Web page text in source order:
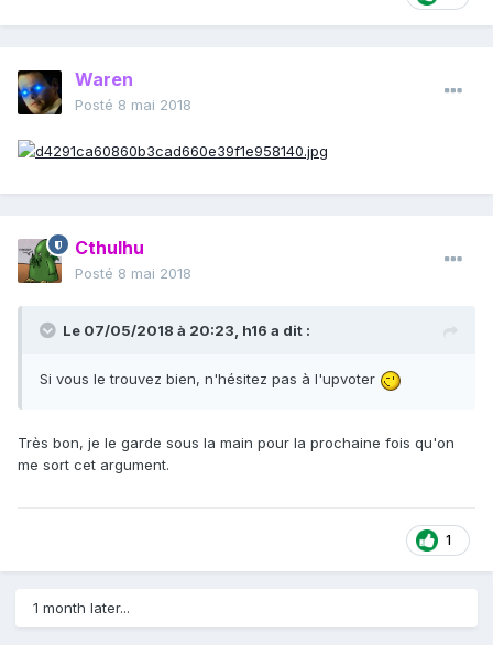
Waren
Posté 8 mai 2018
Cthulhu
Posté 8 mai 2018
Le 07/05/2018 à 20:23, h16 a dit :
Si vous le trouvez bien, n'hésitez pas à l'upvoter
Très bon, je le garde sous la main pour la prochaine fois qu'on
me sort cet argument.
1
1 month later...